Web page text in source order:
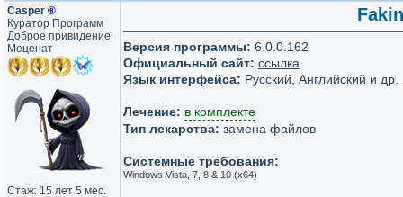
Casper ®
Куратор Программ
Доброе привидение
Меценат
Стаж: 15 лет 5 мес.
Версия программы: 6.0.0.162
Официальный сайт: ссылка
Язык интерфейса: Русский, Английский и др.
Лечение: в комплекте
Тип лекарства: замена файлов
Системные требования:
Windows Vista, 7, 8 & 10 (x64)